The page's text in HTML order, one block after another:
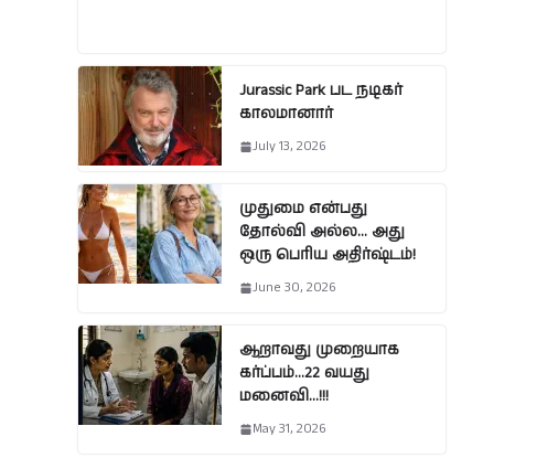
Jurassic Park பட நடிகர்
காலமானார்
July 13, 2026
முதுமை என்பது
தோல்வி அல்ல… அது
ஒரு பெரிய அதிர்ஷ்டம்!
June 30, 2026
ஆறாவது முறையாக
கர்ப்பம்…22 வயது
மனைவி…!!!
May 31, 2026